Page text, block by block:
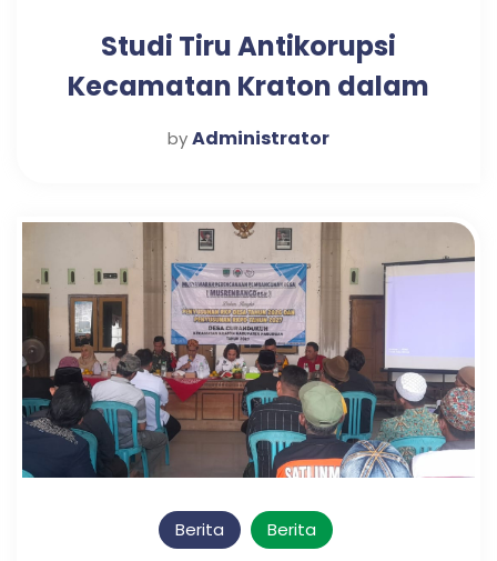
Studi Tiru Antikorupsi
Kecamatan Kraton dalam
Mewujudkan Pelayanan
byAdministrator
Berita Berita